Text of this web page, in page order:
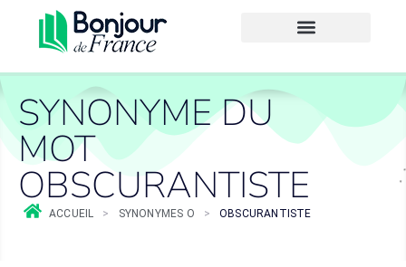
SYNONYME DU
MOT
OBSCURANTISTE
ACCUEIL > SYNONYMES O > OBSCURANTISTE